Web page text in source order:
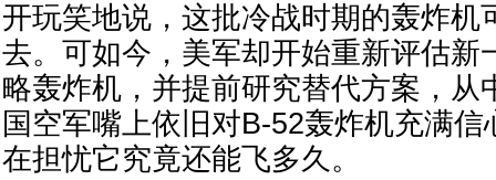
开玩笑地说，这批冷战时期的轰炸机
去。可如今，美军却开始重新评估新
略轰炸机，并提前研究替代方案，从
国空军嘴上依旧对B-52轰炸机充满
在担忧它究竟还能飞多久。